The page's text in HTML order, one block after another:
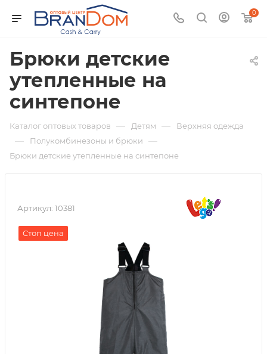
0
Брюки детские
утепленные на
синтепоне
Каталог оптовых товаров — Детям — Верхняя одежда
— Полукомбинезоны и брюки —
Брюки детские утепленные на синтепоне
Артикул: 10381
Стоп цена